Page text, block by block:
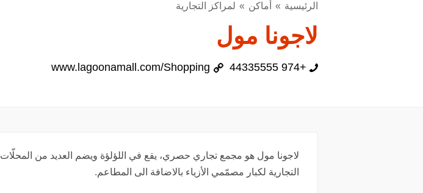
الرئيسية أماكن لمراكز التجارية
لاجونا مول
+974 44335555
www.lagoonamall.com/Shopping
لاجونا مول هو مجمع تجاري حصري، يقع في اللؤلؤة ويضم العديد من المحلّات
التجارية لكبار مصمّمي الأزياء بالاضافة الى المطاعم.